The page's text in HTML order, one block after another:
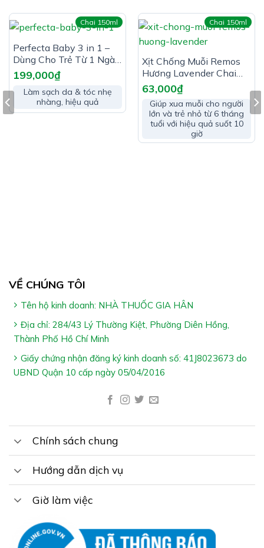
cellulose, calci carbonate,
polyvinyl pyrrolidon K30,
magnesi stearat, talc, sodium
starch glycolate,
hydroxypropyl methyl
cellulose, polyetylen glycol,
oxyd sắt đen, erythrosin,
brown HT, chất bảo quản: kali
sorbat
Vừa đủ 1 viên
Công Dụng Ago Mom
Hỗ trợ tăng cường sức khỏe, cải thiện khả năng thụ
thai ở phụ nữ tuổi sinh đẻ & hạn chế nguy cơ vô sinh
do hội chứng buồng trứng đa nang
Chai 150ml
Perfecta Baby 3 in 1 –
Dùng Cho Trẻ Từ 1 Ngày
Tuổi
199,000₫
Làm sạch da & tóc nhẹ
nhàng, hiệu quả
Chai 150ml
Xịt Chống Muỗi Remos
Hương Lavender Chai
150ml
63,000₫
Giúp xua muỗi cho người
lớn và trẻ nhỏ từ 6 tháng
tuổi với hiệu quả suốt 10
giờ
VỀ CHÚNG TÔI
Tên hộ kinh doanh: NHÀ THUỐC GIA HÂN
Địa chỉ: 284/43 Lý Thường Kiệt, Phường Diên Hồng,
Thành Phố Hồ Chí Minh
Giấy chứng nhận đăng ký kinh doanh số: 41J8023673 do
UBND Quận 10 cấp ngày 05/04/2016
Chính sách chung
Hướng dẫn dịch vụ
Giờ làm việc